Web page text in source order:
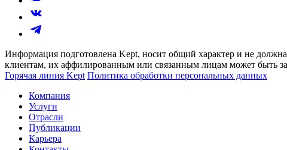
Информация подготовлена Kept, носит общий характер и не
клиентам, их аффилированным или связанным лицам может быть
Горячая линия Kept Политика обработки персональных данных
Компания
Услуги
Отрасли
Публикации
Карьера